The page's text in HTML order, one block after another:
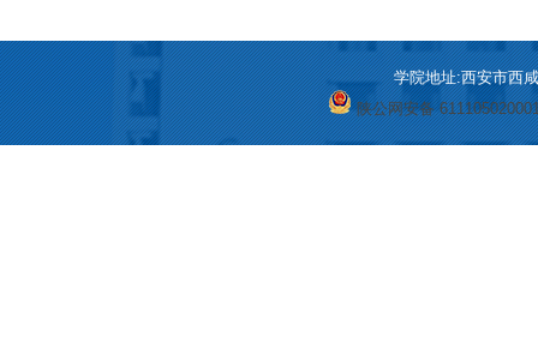
学院地址:西安市西
陕公网安备